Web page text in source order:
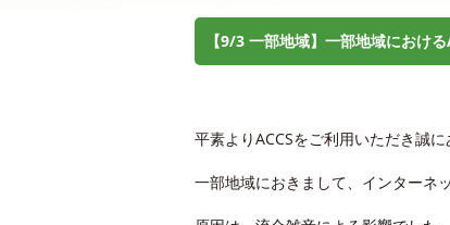
【9/3 一部地域】一部地域におけ
平素よりACCSをご利用いただき誠に
一部地域におきまして、インターネ